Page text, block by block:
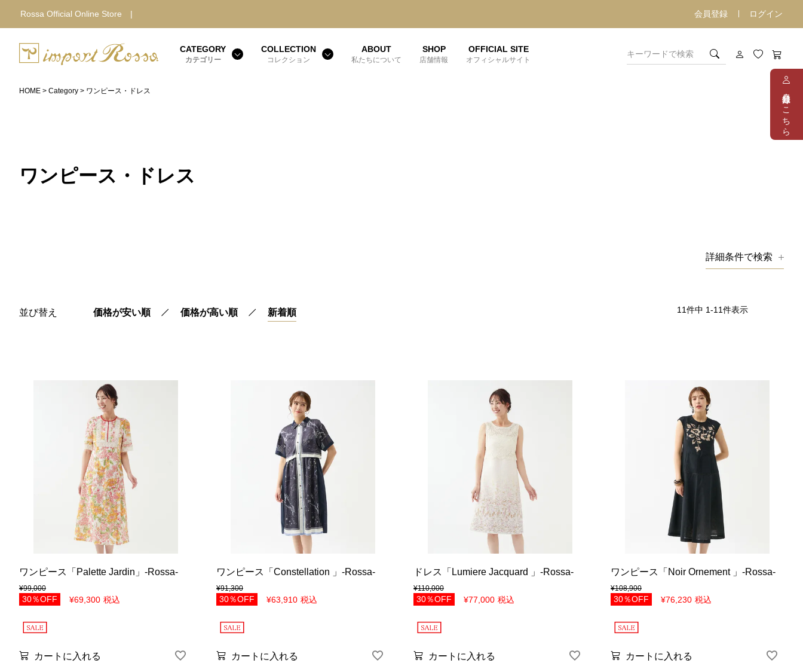
Rossa Official Online Store | 会員登録 ログイン
CATEGORY
カテゴリー
COLLECTION
コレクション
ABOUT
私たちについて
SHOP
店舗情報
OFFICIAL SITE
オフィシャルサイト
HOME Category ワンピース・ドレス
ワンピース・ドレス
詳細条件で検索
在庫なしを非表示
新着順 おすすめ順
レッド
グリーン
ゴールド
その他
44（11号）
Free
23.0cm
24.5cm
この条件で検索する
並び替え 価格が安い順 価格が高い順 新着順 11件中 1-11件表示
ワンピース「Palette Jardin」-Rossa-
¥99,000
30％OFF ¥69,300 税込
カートに入れる
ワンピース「Constellation 」-Rossa-
¥91,300
30％OFF ¥63,910 税込
カートに入れる
ドレス「Lumiere Jacquard 」-Rossa-
¥110,000
30％OFF ¥77,000 税込
カートに入れる
ワンピース「Noir Ornement 」-Rossa-
¥108,900
30％OFF ¥76,230 税込
カートに入れる
会員登録はこちら